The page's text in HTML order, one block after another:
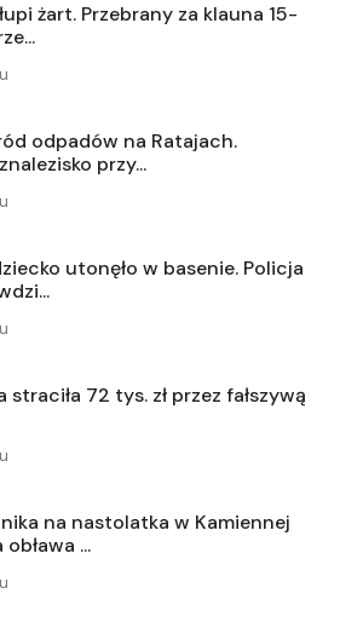
żart. Przebrany za klauna 15-
odpadów na Ratajach.
przy...
utonęło w basenie. Policja
straciła 72 tys. zł przez fałszywą
na nastolatka w Kamiennej
...